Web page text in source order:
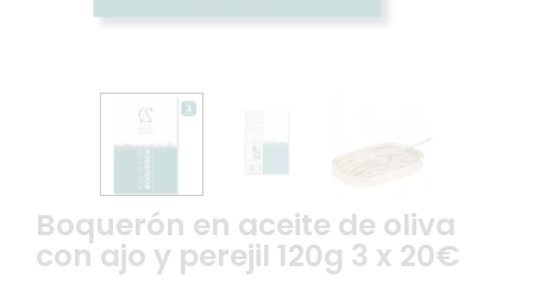
Boquerón en aceite de oliva
con ajo y perejil 120g 3 x 20€